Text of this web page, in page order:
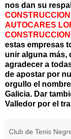
nos dan su
AUTOCARES
estas empresas
unir alguna más,
agradecer a
de apostar por
orgullo el
Galicia. Dar
Valledor por el
Club de Tenis